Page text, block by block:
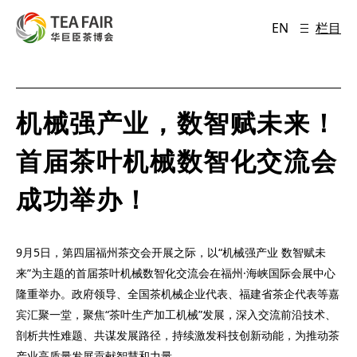
EN 栏目
机械强产业，数智赋未来！
首届茶叶机械数智化交流会
成功举办！
9月5日，第四届福州茶交会开展之际，以“机械强产业 数智赋未
来”为主题的首届茶叶机械数智化交流会在福州·海峡国际会展中心
隆重举办。政府领导、全国茶机械企业代表、福建省茶企代表等嘉
宾汇聚一堂，聚焦“茶叶生产加工机械”发展，深入交流前沿技术、
剖析共性难题、共谋发展路径，持续激发科技创新动能，为推动茶